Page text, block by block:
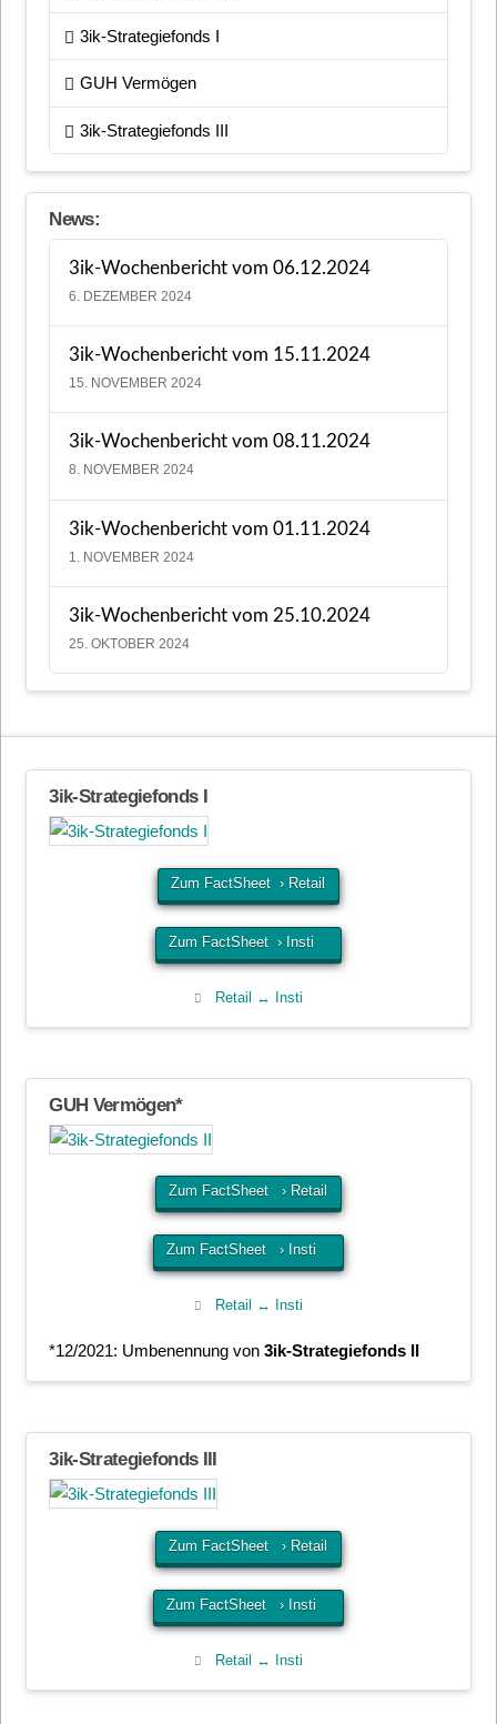
3ik-Strategiefonds I
GUH Vermögen
3ik-Strategiefonds III
News:
3ik-Wochenbericht vom 06.12.2024
6. DEZEMBER 2024
3ik-Wochenbericht vom 15.11.2024
15. NOVEMBER 2024
3ik-Wochenbericht vom 08.11.2024
8. NOVEMBER 2024
3ik-Wochenbericht vom 01.11.2024
1. NOVEMBER 2024
3ik-Wochenbericht vom 25.10.2024
25. OKTOBER 2024
3ik-Strategiefonds I
Zum FactSheet › Retail
Zum FactSheet › Insti
Retail ↔ Insti
GUH Vermögen*
Zum FactSheet › Retail
Zum FactSheet › Insti
Retail ↔ Insti
*12/2021: Umbenennung von3ik-Strategiefonds II
3ik-Strategiefonds III
Zum FactSheet › Retail
Zum FactSheet › Insti
Retail ↔ Insti